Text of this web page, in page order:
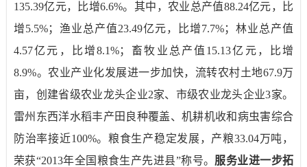
135.39亿元，比增6.6%。其中，农业总产值88.24亿元，比
增5.5%；渔业总产值23.49亿元，比增7.7%；林业总产值
4.57亿元，比增8.1%；畜牧业总产值 15.13亿元，比增
8.9%。农业产业化发展进一步加快，流转农村土地67.9万
亩，创建省级农业龙头企业2家、市级农业龙头企业3家。
雷州东西洋水稻丰产田良种覆盖、机耕机收和病虫害综合
防治率接近100%。粮食生产稳定发展，产粮33.04万吨，
荣获“2013年全国粮食生产先进县”称号。 服务业进一步拓